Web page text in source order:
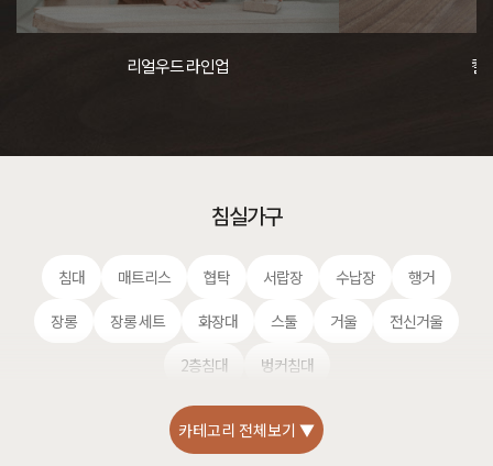
리얼우드 라인업 컬
침실가구
침대 매트리스 협탁 서랍장 수납장
행거
장롱
장롱 세트 화장대 스툴 거울
전신거울
2층침대
벙커침대
카테고리 전체보기 ▼